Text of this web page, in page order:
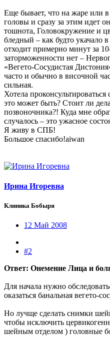
Еще бывает, что на жаре или в
головы и сразу за этим идет
тошнота, Головокружение и
бледный – как будто укачало
отходит примерно минут за
заторможенности нет –
«Вегето-Сосудистая
часто и обычно в височной
сильная.
Хотела
это может быть? Стоит ли
позвоночника?! Куда мне
случалось – это ужасное
Я живу в СПБ!
Большое спасибо!aiwan
Ирина Игоревна
Клиника Бобыря
12 Май 2008
#2
Ответ: Онемение Лица и
Для начала нужно
оказаться банальная вегето-
Но лучще сделать снимки
чтобы исключить
шейным отделом ) головные